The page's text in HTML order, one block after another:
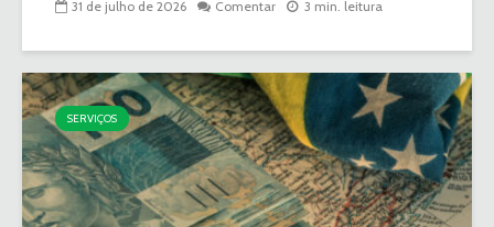
31 de julho de 2026 Comentar 3 min. leitura
SERVIÇOS